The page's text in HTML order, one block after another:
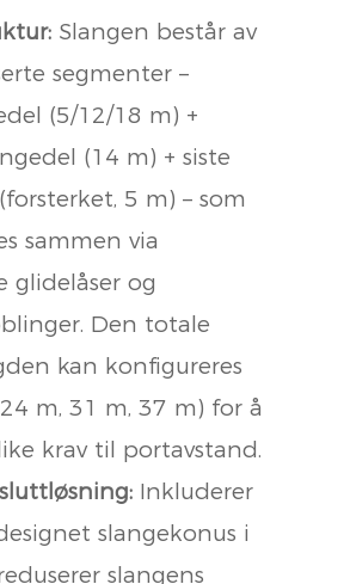
Slangen består av
segmenter –
(5/12/18 m) +
(14 m) + siste
5 m) – som
sammen via
glidelåser og
Den totale
kan konfigureres
m, 31 m, 37 m) for å
krav til portavstand.
Inkluderer
slangekonus i
slangens